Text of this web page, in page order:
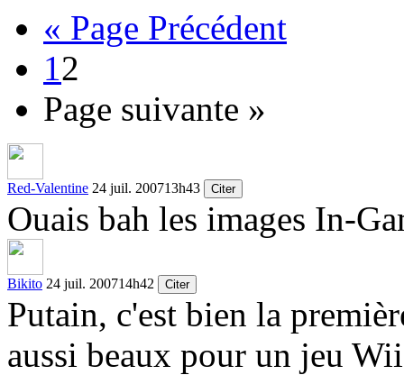
« Page Précédent
12
Page suivante »
Red-Valentine 24 juil. 200713h43 Citer
Ouais bah les images In-
Bikito 24 juil. 200714h42 Citer
Putain, c'est bien la
aussi beaux pour un jeu